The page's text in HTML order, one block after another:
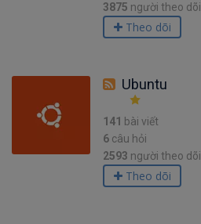
3875 người theo dõi
Theo dõi
Ubuntu
141 bài viết
6 câu hỏi
2593 người theo dõi
Theo dõi